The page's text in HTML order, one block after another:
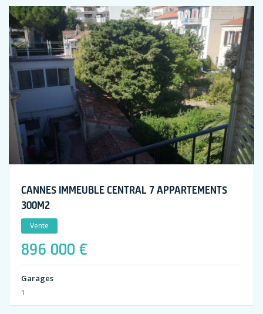
CANNES IMMEUBLE CENTRAL 7 APPARTEMENTS
300M2
Vente
896 000 €
Garages
1